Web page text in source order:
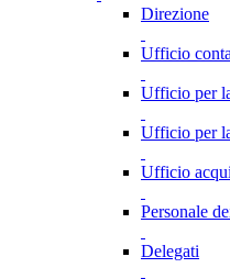
Direzione
Ufficio
Ufficio per
Ufficio per
Ufficio
Personale
Delegati